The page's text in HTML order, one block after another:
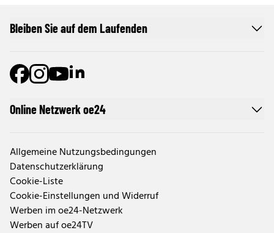
Online Netzwerk oe24
Allgemeine Nutzungsbedingungen
Datenschutzerklärung
Cookie-Liste
Cookie-Einstellungen und Widerruf
Werben im oe24-Netzwerk
Werben auf oe24TV
Bleiben Sie auf dem Laufenden